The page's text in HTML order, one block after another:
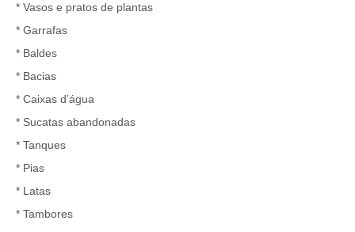
* Vasos e pratos de plantas
* Garrafas
* Baldes
* Bacias
* Caixas d’água
* Sucatas abandonadas
* Tanques
* Pias
* Latas
* Tambores